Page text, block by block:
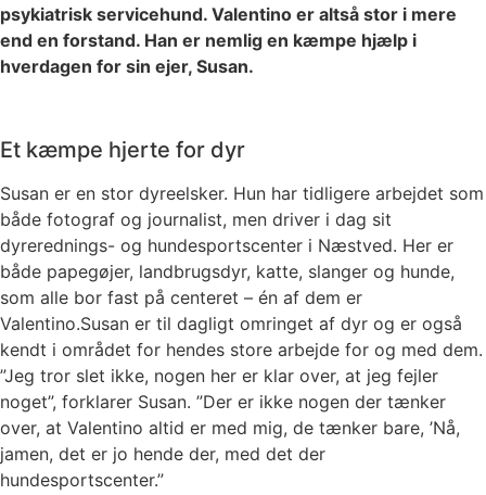
psykiatrisk servicehund. Valentino er altså stor i mere
end en forstand. Han er nemlig en kæmpe hjælp i
hverdagen for sin ejer, Susan.
Et kæmpe hjerte for dyr
Susan er en stor dyreelsker. Hun har tidligere arbejdet som
både fotograf og journalist, men driver i dag sit
dyrerednings- og hundesportscenter i Næstved. Her er
både papegøjer, landbrugsdyr, katte, slanger og hunde,
som alle bor fast på centeret – én af dem er
Valentino.Susan er til dagligt omringet af dyr og er også
kendt i området for hendes store arbejde for og med dem.
”Jeg tror slet ikke, nogen her er klar over, at jeg fejler
noget”, forklarer Susan. ”Der er ikke nogen der tænker
over, at Valentino altid er med mig, de tænker bare, ’Nå,
jamen, det er jo hende der, med det der
hundesportscenter.”